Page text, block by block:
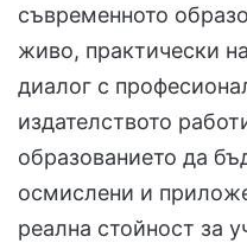
съвременното
живо, практически
диалог с
издателството
образованието да
осмислени и
реална стойност за